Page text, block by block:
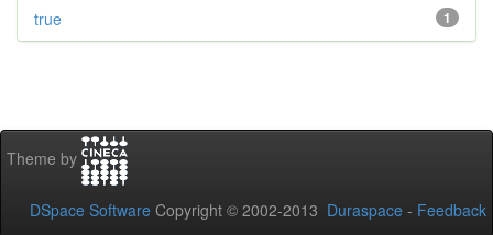
1
true
Theme by
DSpace Software Copyright © 2002-2013 Duraspace - Feedback